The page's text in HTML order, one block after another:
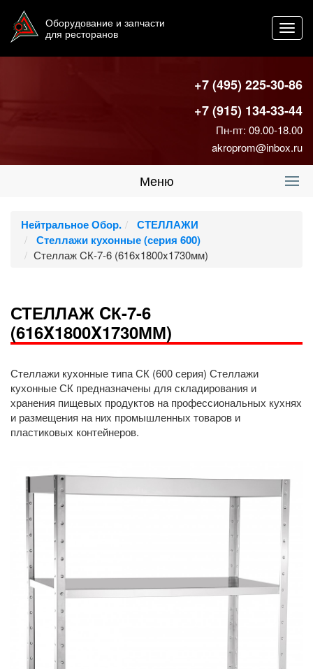
Оборудование и запчасти
для ресторанов
+7 (495) 225-30-86
+7 (915) 134-33-44
Пн-пт: 09.00-18.00
akroprom@inbox.ru
Меню
Нейтральное Обор.
СТЕЛЛАЖИ
Стеллажи кухонные (серия 600)
Стеллаж CК-7-6 (616x1800x1730мм)
СТЕЛЛАЖ CК-7-6
(616X1800X1730ММ)
Стеллажи кухонные типа СК (600 серия) Стеллажи
кухонные СК предназначены для складирования и
хранения пищевых продуктов на профессиональных кухнях
и размещения на них промышленных товаров и
пластиковых контейнеров.